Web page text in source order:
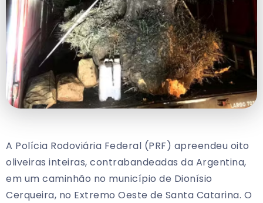
A Polícia Rodoviária Federal (PRF) apreendeu oito
oliveiras inteiras, contrabandeadas da Argentina,
em um caminhão no município de Dionísio
Cerqueira, no Extremo Oeste de Santa Catarina. O